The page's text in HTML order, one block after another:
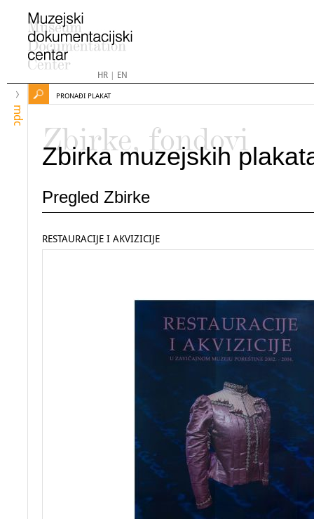
HR| EN
mdc
PRONAĐI PLAKAT
Zbirke, fondovi
Zbirka muzejskih
Pregled Zbirke
RESTAURACIJE I AKVIZICIJE